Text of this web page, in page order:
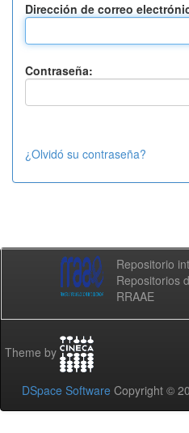
Dirección de correo
Contraseña:
¿Olvidó su contraseña?
Repositorio
Repositorios
RRAAE
Theme by
DSpace Software Copyright ©